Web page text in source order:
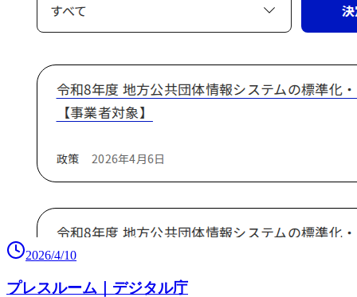
2026/4/10
プレスルーム｜デジタル庁